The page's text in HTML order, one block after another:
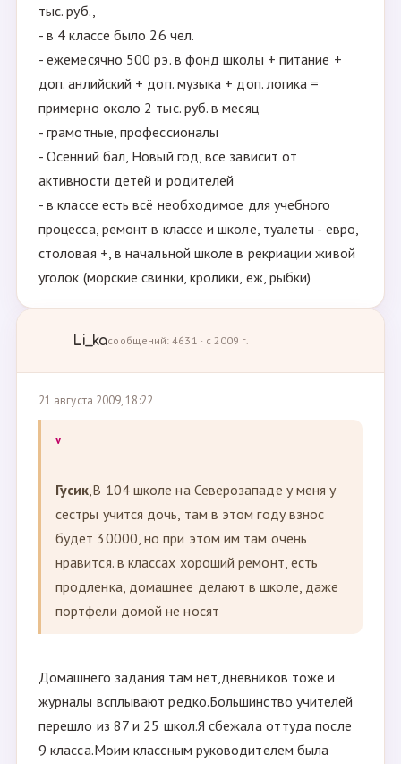
тыс. руб.,
- в 4 классе было 26 чел.
- ежемесячно 500 рэ. в фонд школы + питание +
доп. анлийский + доп. музыка + доп. логика =
примерно около 2 тыс. руб. в месяц
- грамотные, профессионалы
- Осенний бал, Новый год, всё зависит от
активности детей и родителей
- в классе есть всё необходимое для учебного
процесса, ремонт в классе и школе, туалеты - евро,
столовая +, в начальной школе в рекриации живой
уголок (морские свинки, кролики, ёж, рыбки)
Li_kaсообщений: 4631 · с 2009 г.
21 августа 2009, 18:22
v
Гусик,В 104 школе на Северозападе у меня у
сестры учится дочь, там в этом году взнос
будет 30000, но при этом им там очень
нравится. в классах хороший ремонт, есть
продленка, домашнее делают в школе, даже
портфели домой не носят
Домашнего задания там нет,дневников тоже и
журналы всплывают редко.Большинство учителей
перешло из 87 и 25 школ.Я сбежала оттуда после
9 класса.Моим классным руководителем была